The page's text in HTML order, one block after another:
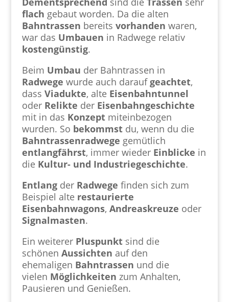
flach gebaut worden. Da die alten
Bahntrassen bereits vorhanden waren,
war das Umbauen in Radwege relativ
kostengünstig.
Beim Umbau der Bahntrassen in
Radwege wurde auch daraufgeachtet,
dass Viadukte, alte Eisenbahntunnel
oder Relikte der Eisenbahngeschichte
mit in das Konzeptmiteinbezogen
wurden. So bekommstdu, wenn du die
Bahntrassenradwege gemütlich
entlangfährst, immer wieder Einblicke in
die Kultur- und Industriegeschichte.
Entlangder Radwege finden sich zum
Beispiel alte restaurierte
Eisenbahnwagons, Andreaskreuze oder
Signalmasten.
Ein weiterer Pluspunktsind die
schönen Aussichten auf den
ehemaligen Bahntrassen und die
vielen Möglichkeiten zum Anhalten,
Pausieren und Genießen.